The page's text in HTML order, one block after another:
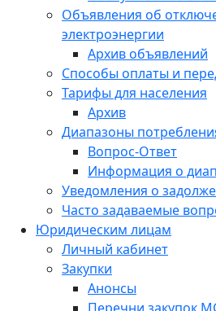
Объявления об
электроэнергии
Архив объявлений
Способы оплаты и
Тарифы для населения
Архив
Диапазоны
Вопрос-Ответ
Информация о
Уведомления о
Часто задаваемые
Юридическим лицам
Личный кабинет
Закупки
Анонсы